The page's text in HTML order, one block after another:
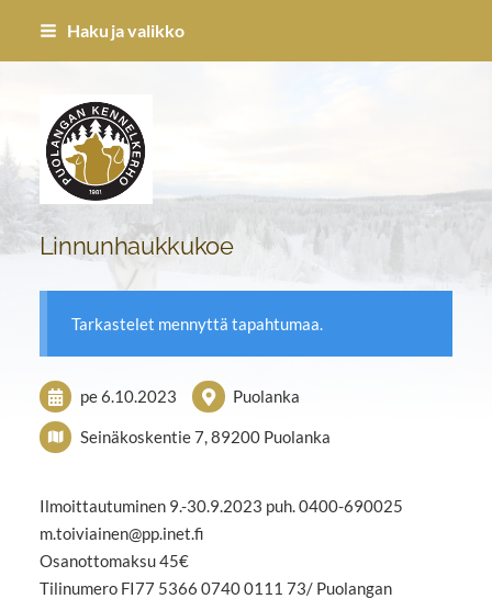
Siirry
Haku ja valikko
Puolangan Kennel-kerho ry
Linnunhaukkukoe
Tarkastelet mennyttä tapahtumaa.
pe 6.10.2023 Puolanka
Seinäkoskentie 7, 89200 Puolanka
Ilmoittautuminen 9.-30.9.2023 puh. 0400-690025
m.toiviainen@pp.inet.fi
Osanottomaksu 45€
Tilinumero FI77 5366 0740 0111 73/ Puolangan